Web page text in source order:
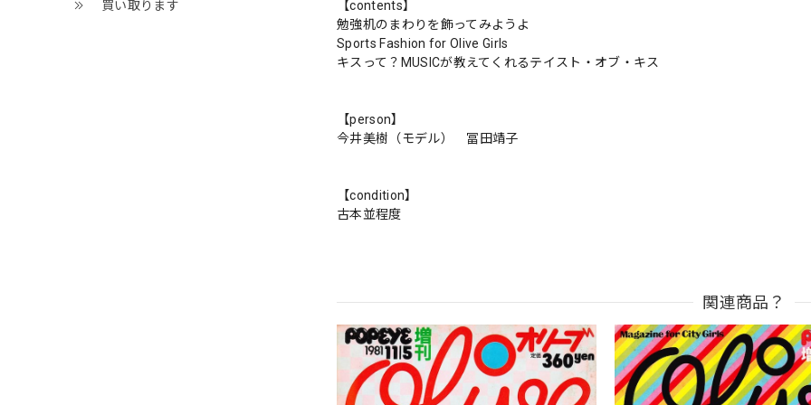
買い取ります
【contents】
勉強机のまわりを飾ってみようよ
Sports Fashion for Olive Girls
キスって？MUSICが教えてくれるテイスト・オブ・キス
【person】
今井美樹（モデル） 冨田靖子
【condition】
古本並程度
関連商品？